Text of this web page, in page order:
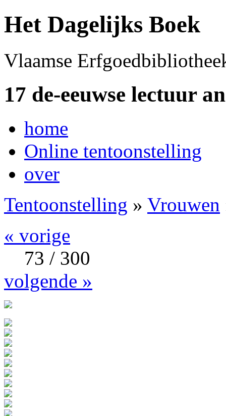
Het Dagelijks Boek
Vlaamse
17 de-eeuwse lectuur
home
Online tentoonstelling
over
Tentoonstelling » Vrouwen
« vorige
73 / 300
volgende »